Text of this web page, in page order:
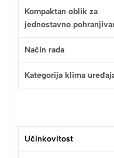
Kompaktan oblik za
jednostavno
Način rada
Kategorija klima
Učinkovitost